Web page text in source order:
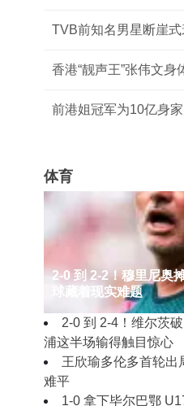
TVB前知名男星断崖
香港“靓声王”张伟文身
前港姐冠军为10亿身
体育
2‑0 到 2‑2！穆里尼奥
球藏着现实难题
2‑0 到 2‑4！维尔茨
浦这半场输得触目惊心
王欣瑜多伦多首轮出
难平
1‑0 拿下毕尔巴鄂